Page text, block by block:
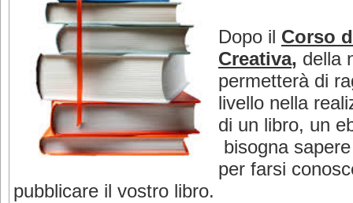
Dopo il Corso
Creativa, della
permetterà di
livello nella
di un libro, un
bisogna
per farsi
pubblicare il vostro libro.